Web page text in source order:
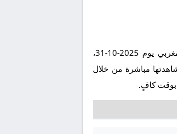
تُقام مباراة الكوكب المراكشي ضد اتحاد تواركة على ملعب ملعب الحارثي في إطار بطولة المغرب, الدوري المغربي يوم 2025-10-31،
ويمكنكم مشاهدتها مباشرة من خلال
بوقت كافٍ.